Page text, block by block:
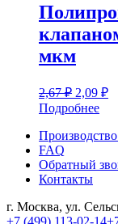
мкм
2,67₽
цена
2,67 ₽.
2,09 ₽
Подробнее
FAQ
Обратный
Контакты
г. Москва, ул.
+7 (499) 113-02-14